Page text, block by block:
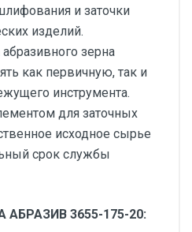
и заточки
изделий.
зерна
как первичную, так и
инструмента.
для заточных
исходное сырье
срок службы
АБРАЗИВ 3655-175-20: